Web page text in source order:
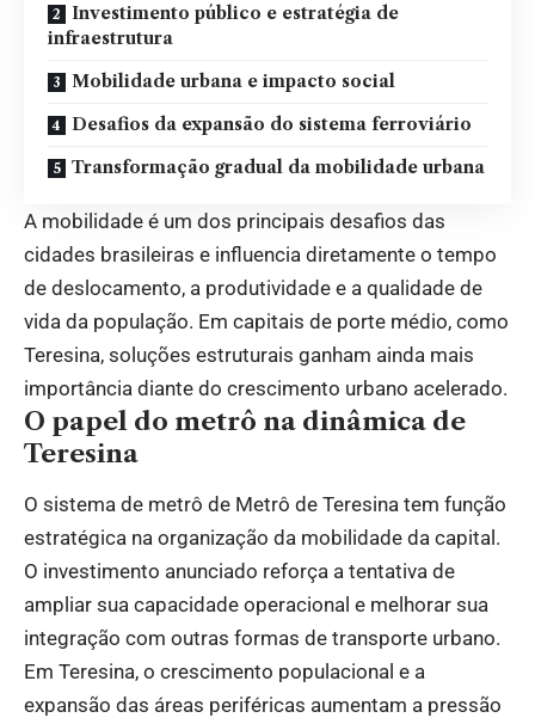
Investimento público e estratégia de
infraestrutura
Mobilidade urbana e impacto social
Desafios da expansão do sistema ferroviário
Transformação gradual da mobilidade urbana
A mobilidade é um dos principais desafios das
cidades brasileiras e influencia diretamente o tempo
de deslocamento, a produtividade e a qualidade de
vida da população. Em capitais de porte médio, como
Teresina, soluções estruturais ganham ainda mais
importância diante do crescimento urbano acelerado.
O papel do metrô na dinâmica de
Teresina
O sistema de metrô de Metrô de Teresina tem função
estratégica na organização da mobilidade da capital.
O investimento anunciado reforça a tentativa de
ampliar sua capacidade operacional e melhorar sua
integração com outras formas de transporte urbano.
Em Teresina, o crescimento populacional e a
expansão das áreas periféricas aumentam a pressão